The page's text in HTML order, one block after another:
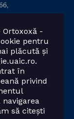
-
pentru
plăcută și
în
privind
navigarea
să citești